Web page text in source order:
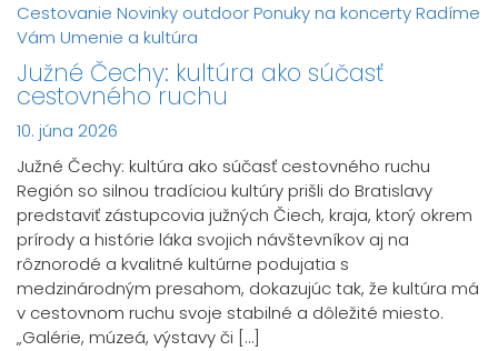
Cestovanie Novinky outdoorPonuky na koncertyRadíme
Vám Umenie a kultúra
Južné Čechy: kultúra ako súčasť
cestovného ruchu
10. júna 2026
Južné Čechy: kultúra ako súčasť cestovného ruchu
Región so silnou tradíciou kultúry prišli do Bratislavy
predstaviť zástupcovia južných Čiech, kraja, ktorý okrem
prírody a histórie láka svojich návštevníkov aj na
rôznorodé a kvalitné kultúrne podujatia s
medzinárodným presahom, dokazujúc tak, že kultúra má
v cestovnom ruchu svoje stabilné a dôležité miesto.
„Galérie, múzeá, výstavy či […]